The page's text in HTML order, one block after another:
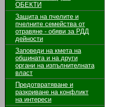
ОБЕКТИ
Защита на пчелите и
пчелните семейства от
отравяне - обяви за РДД
дейности
Заповеди на кмета на
общината и на други
органи на изпълнителната
власт
Предотвратяване и
разкриване на конфликт
на интереси